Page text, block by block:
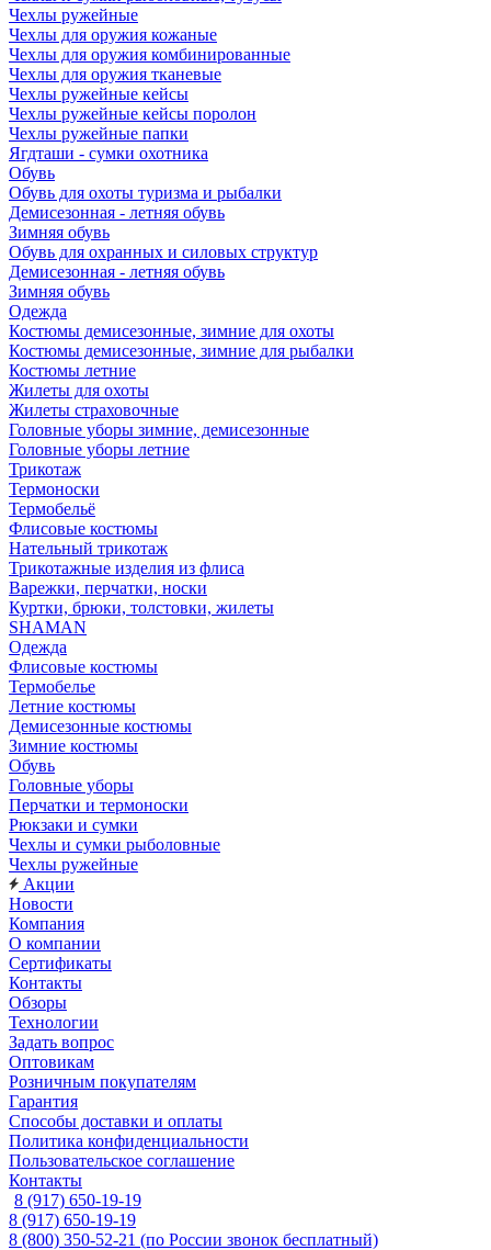
Чехлы ружейные
Чехлы для оружия кожаные
Чехлы для оружия комбинированные
Чехлы для оружия тканевые
Чехлы ружейные кейсы
Чехлы ружейные кейсы поролон
Чехлы ружейные папки
Ягдташи - сумки охотника
Обувь
Обувь для охоты туризма и рыбалки
Демисезонная - летняя обувь
Зимняя обувь
Обувь для охранных и силовых структур
Демисезонная - летняя обувь
Зимняя обувь
Одежда
Костюмы демисезонные, зимние для охоты
Костюмы демисезонные, зимние для рыбалки
Костюмы летние
Жилеты для охоты
Жилеты страховочные
Головные уборы зимние, демисезонные
Головные уборы летние
Трикотаж
Термоноски
Термобельё
Флисовые костюмы
Нательный трикотаж
Трикотажные изделия из флиса
Варежки, перчатки, носки
Куртки, брюки, толстовки, жилеты
SHAMAN
Одежда
Флисовые костюмы
Термобелье
Летние костюмы
Демисезонные костюмы
Зимние костюмы
Обувь
Головные уборы
Перчатки и термоноски
Рюкзаки и сумки
Чехлы и сумки рыболовные
Чехлы ружейные
Акции
Новости
Компания
О компании
Сертификаты
Контакты
Обзоры
Технологии
Задать вопрос
Оптовикам
Розничным покупателям
Гарантия
Способы доставки и оплаты
Политика конфиденциальности
Пользовательское соглашение
Контакты
8 (917) 650-19-19
8 (917) 650-19-19
8 (800) 350-52-21 (по России звонок бесплатный)